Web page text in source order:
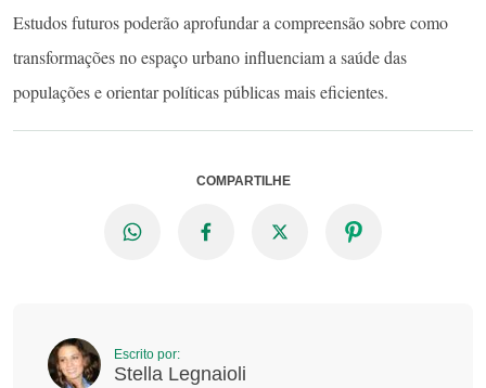
Estudos futuros poderão aprofundar a compreensão sobre como
transformações no espaço urbano influenciam a saúde das
populações e orientar políticas públicas mais eficientes.
COMPARTILHE
Escrito por:
Stella Legnaioli